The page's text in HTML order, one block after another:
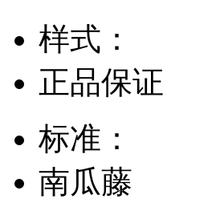
样式：
正品保证
标准：
南瓜藤